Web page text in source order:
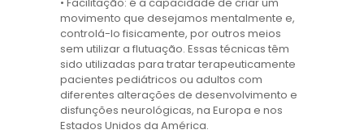
movimento que desejamos mentalmente e,
controlá-lo fisicamente, por outros meios
sem utilizar a flutuação. Essas técnicas têm
sido utilizadas para tratar terapeuticamente
pacientes pediátricos ou adultos com
diferentes alterações de desenvolvimento e
disfunções neurológicas, na Europa e nos
Estados Unidos da América.